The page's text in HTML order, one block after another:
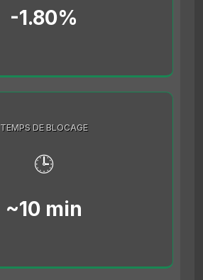
-1.80%
TEMPS DE BLOCAGE
🕒
~10 min